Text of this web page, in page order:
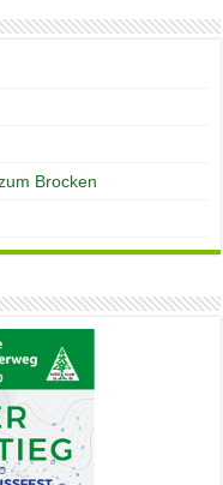
Brocken